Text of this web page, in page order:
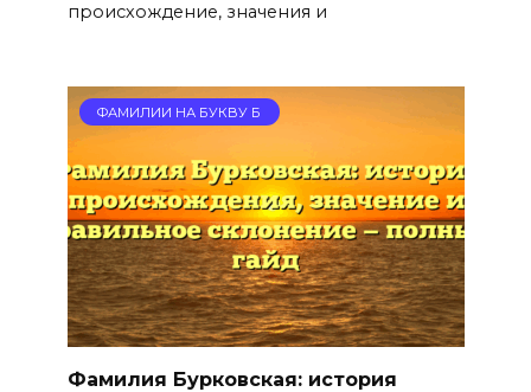
происхождение, значения и
ФАМИЛИИ НА БУКВУ Б
Фамилия Бурковская: история